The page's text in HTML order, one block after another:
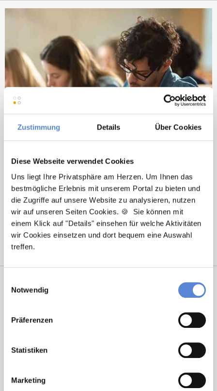
Zustimmung Details Über Cookies
Diese Webseite verwendet Cookies
Uns liegt Ihre Privatsphäre am Herzen. Um Ihnen das
bestmögliche Erlebnis mit unserem Portal zu bieten und
die Zugriffe auf unsere Website zu analysieren, nutzen
wir auf unseren Seiten Cookies. 🍪 Sie können mit
einem Klick auf "Details" einsehen für welche Aktivitäten
wir Cookies einsetzen und dort bequem eine Auswahl
treffen.
Notwendig
Präferenzen
Statistiken
Marketing
Zugang zum Medizinstudium: Der Test für Medizinische
von Jennifer Schulte-Tickmann
Lesezeit: ca.
| Beitrag vom : 02.03.2022
Medizin gehört mit zu den beliebtesten Studienfächern
in Deutschland. Mehr als 40.000 Bewerbungen …
weiterlesen